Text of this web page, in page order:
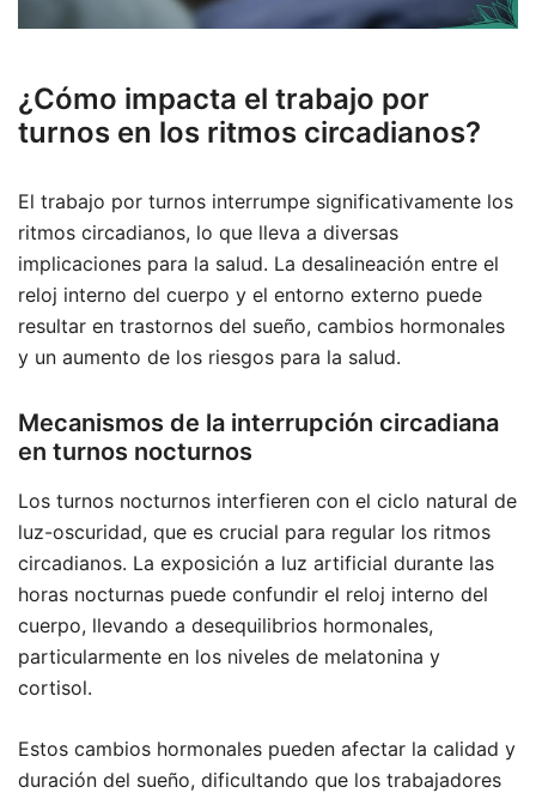
¿Cómo impacta el trabajo por
turnos en los ritmos circadianos?
El trabajo por turnos interrumpe significativamente los
ritmos circadianos, lo que lleva a diversas
implicaciones para la salud. La desalineación entre el
reloj interno del cuerpo y el entorno externo puede
resultar en trastornos del sueño, cambios hormonales
y un aumento de los riesgos para la salud.
Mecanismos de la interrupción circadiana
en turnos nocturnos
Los turnos nocturnos interfieren con el ciclo natural de
luz-oscuridad, que es crucial para regular los ritmos
circadianos. La exposición a luz artificial durante las
horas nocturnas puede confundir el reloj interno del
cuerpo, llevando a desequilibrios hormonales,
particularmente en los niveles de melatonina y
cortisol.
Estos cambios hormonales pueden afectar la calidad y
duración del sueño, dificultando que los trabajadores